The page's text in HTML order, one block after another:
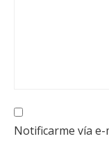
Notificarme vía